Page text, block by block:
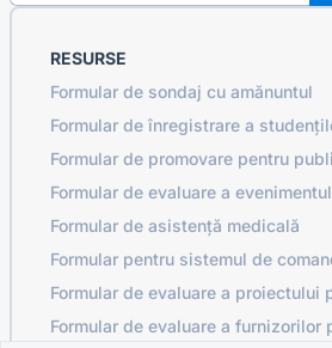
RESURSE
Formular de sondaj cu amănuntul
Formular de înregistrare a
Formular de promovare pentru
Formular de evaluare a
Formular de asistență medicală
Formular pentru sistemul de
Formular de evaluare a proiectului
Formular de evaluare a furnizorilor